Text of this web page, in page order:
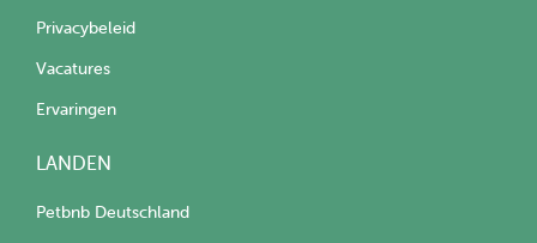
Privacybeleid
Vacatures
Ervaringen
LANDEN
Petbnb Deutschland